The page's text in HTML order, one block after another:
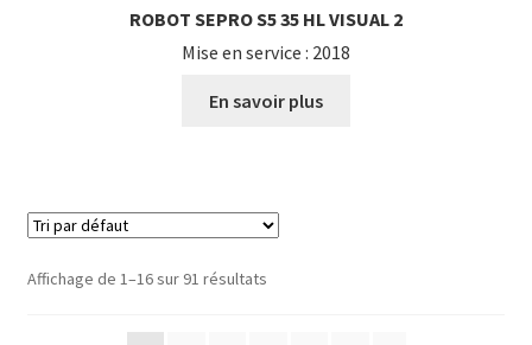
ROBOT SEPRO S5 35 HL VISUAL 2
Mise en service : 2018
En savoir plus
Affichage de 1–16 sur 91 résultats